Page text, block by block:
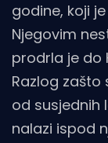
godine, koji
Njegovim
prodrla je do
Razlog
od susjednih
nalazi ispod